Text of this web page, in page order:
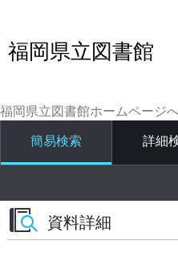
福岡県立図書館
福岡県立図書館ホームページ
簡易検索 詳細
資料詳細